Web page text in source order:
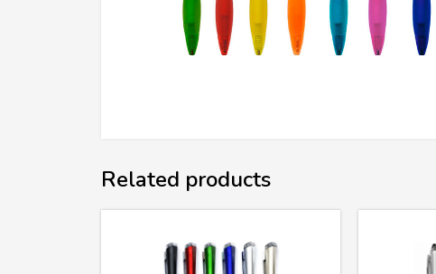
Related products